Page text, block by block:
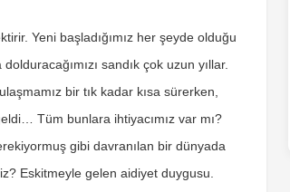
Yeni başladığımız her şeyde olduğu
sandık çok uzun yıllar.
bir tık kadar kısa sürerken,
Tüm bunlara ihtiyacımız var mı?
gibi davranılan bir dünyada
Eskitmeyle gelen aidiyet duygusu.